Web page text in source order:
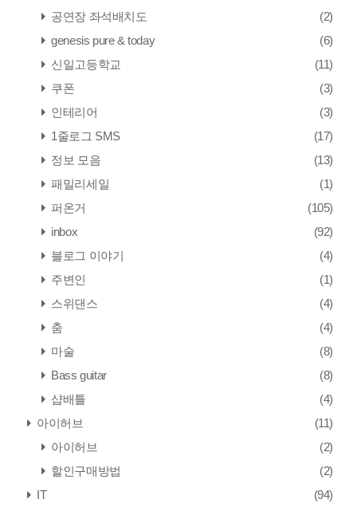
공연장 좌석배치도
(2)
genesis pure & today
(6)
신일고등학교
(11)
쿠폰
(3)
인테리어
(3)
1줄로그 SMS
(17)
정보 모음
(13)
패밀리세일
(1)
퍼온거
(105)
inbox
(92)
블로그 이야기
(4)
주변인
(1)
스위댄스
(4)
춤
(4)
마술
(8)
Bass guitar
(8)
샵배틀
(4)
아이허브
(11)
아이허브
(2)
할인구매방법
(2)
IT
(94)